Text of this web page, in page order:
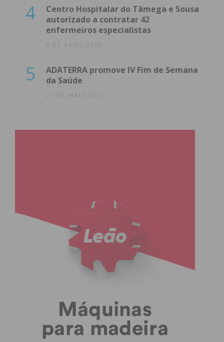
4
Centro Hospitalar do Tâmega e Sousa
autorizado a contratar 42
enfermeiros especialistas
8 DE ABRIL 2022
5
ADATERRA promove IV Fim de Semana
da Saúde
21 DE MAIO 2021